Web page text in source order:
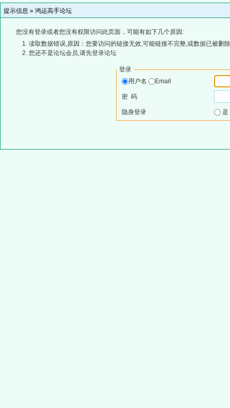
提示信息 » 鸿运高手论坛
您没有登录或者您没有权限访问此页面，可能有如下几个原因:
读取数据错误,原因：您要访问的链接无效,可能链接不完整,或数据已被删
您还不是论坛会员,请先登录论坛
登录
用户名
Email
密 码
隐身登录